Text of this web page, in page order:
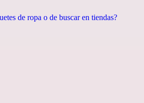
de ropa o de buscar en tiendas?